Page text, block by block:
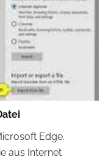
Edge.
aus Internet